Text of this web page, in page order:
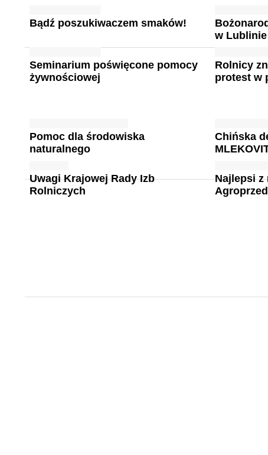
Bądź poszukiwaczem smaków!
w Lublinie
Seminarium poświęcone pomocy
żywnościowej
Rolnicy
protest w
Pomoc dla środowiska
naturalnego
Chińska
Uwagi Krajowej Rady Izb
Rolniczych
Najlepsi z